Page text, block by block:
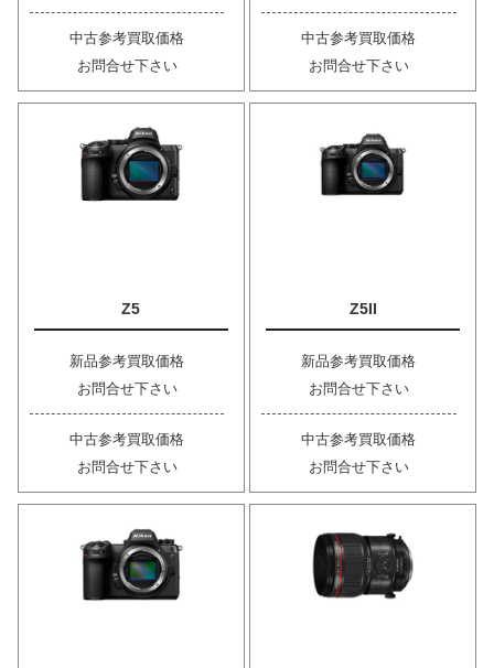
中古参考買取価格
お問合せ下さい
中古参考買取価格
お問合せ下さい
Z5
新品参考買取価格
お問合せ下さい
中古参考買取価格
お問合せ下さい
Z5II
新品参考買取価格
お問合せ下さい
中古参考買取価格
お問合せ下さい